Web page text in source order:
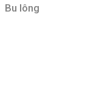
Bu lông